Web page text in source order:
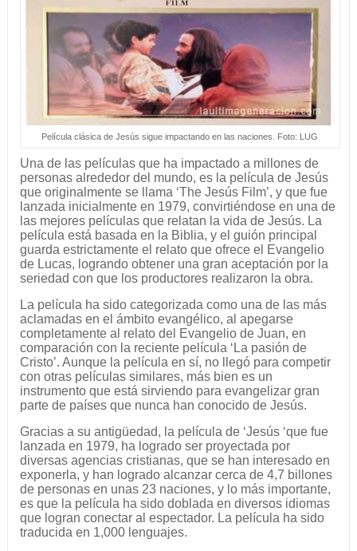
Película clásica de Jesús sigue impactando en las naciones. Foto: LUG
Una de las películas que ha impactado a millones de
personas alrededor del mundo, es la película de Jesús
que originalmente se llama ‘The Jesús Film’, y que fue
lanzada inicialmente en 1979, convirtiéndose en una de
las mejores películas que relatan la vida de Jesús. La
película está basada en la Biblia, y el guión principal
guarda estrictamente el relato que ofrece el Evangelio
de Lucas, logrando obtener una gran aceptación por la
seriedad con que los productores realizaron la obra.
La película ha sido categorizada como una de las más
aclamadas en el ámbito evangélico, al apegarse
completamente al relato del Evangelio de Juan, en
comparación con la reciente película ‘La pasión de
Cristo’. Aunque la película en sí, no llegó para competir
con otras películas similares, más bien es un
instrumento que está sirviendo para evangelizar gran
parte de países que nunca han conocido de Jesús.
Gracias a su antigüedad, la película de ‘Jesús ‘que fue
lanzada en 1979, ha logrado ser proyectada por
diversas agencias cristianas, que se han interesado en
exponerla, y han logrado alcanzar cerca de 4,7 billones
de personas en unas 23 naciones, y lo más importante,
es que la película ha sido doblada en diversos idiomas
que logran conectar al espectador. La película ha sido
traducida en 1,000 lenguajes.